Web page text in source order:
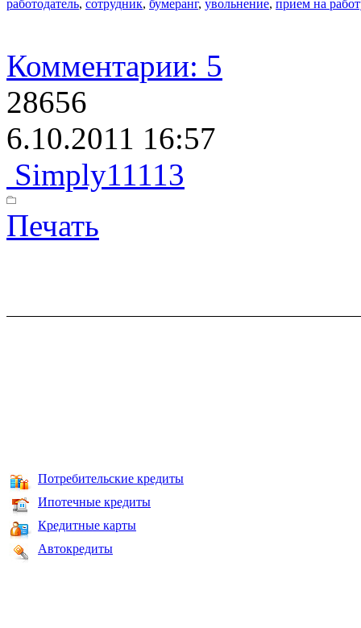
работодатель, сотрудник, бумеранг, увольнение, прием на
Комментарии: 5
28656
6.10.2011 16:57
Simply11113
Печать
Потребительские кредиты
Ипотечные кредиты
Кредитные карты
Автокредиты